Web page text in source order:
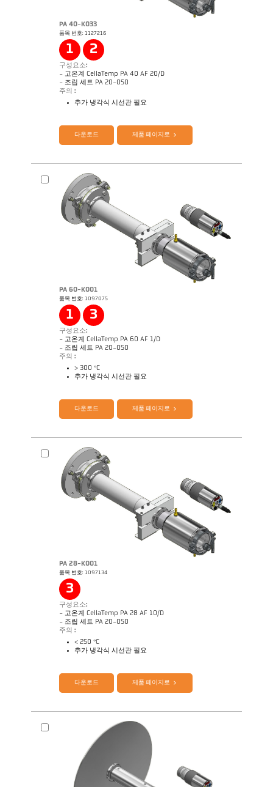
Application Note Coninuous annealing line
PA 40-K033
품목 번호: 1127216
1 2
구성요소:
- 고온계 CellaTemp PA 40 AF 20/D
- 조립 세트 PA 20-050
주의 :
추가 냉각식 시선관 필요
제품 카다로그 Cellatemp PA
Application Note Coninuous annealing line
다운로드 제품 페이지로
PA 60-K001
품목 번호: 1097075
1 3
구성요소:
- 고온계 CellaTemp PA 60 AF 1/D
- 조립 세트 PA 20-050
주의 :
> 300 °C
추가 냉각식 시선관 필요
제품 카다로그 Cellatemp PA
Application Note Coninuous annealing line
다운로드 제품 페이지로
PA 28-K001
품목 번호: 1097134
3
구성요소:
- 고온계 CellaTemp PA 28 AF 10/D
- 조립 세트 PA 20-050
주의 :
< 250 °C
추가 냉각식 시선관 필요
제품 카다로그 Cellatemp PA
다운로드 제품 페이지로